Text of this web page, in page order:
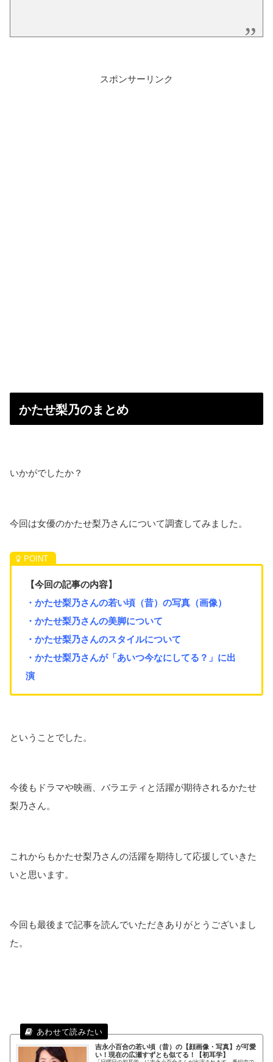
スポンサーリンク
かたせ梨乃のまとめ
いかがでしたか？
今回は女優のかたせ梨乃さんについて調査してみました。
【今回の記事の内容】
・かたせ梨乃さんの若い頃（昔）の写真（画像）
・かたせ梨乃さんの美脚について
・かたせ梨乃さんのスタイルについて
・かたせ梨乃さんが「あいつ今なにしてる？」に出
演
ということでした。
今後もドラマや映画、バラエティと活躍が期待されるかたせ
梨乃さん。
これからもかたせ梨乃さんの活躍を期待して応援していきた
いと思います。
今回も最後まで記事を読んでいただきありがとうございまし
た。
吉永小百合の若い頃（昔）の【顔画像・写真】が可愛
い！現在の広瀬すずとも似てる！【初耳学】